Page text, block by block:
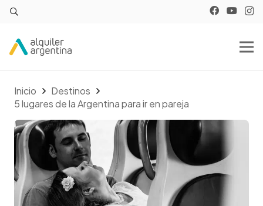
Inicio
Destinos
5 lugares de la Argentina para ir en pareja